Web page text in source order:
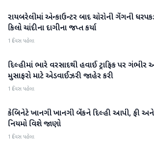
રાષ્ટ્રીય
રાયબરેલીમાં એન્કાઉન્ટર બાદ ચોરોની ગેંગની
કિલો ચાંદીના દાગીના જપ્ત કર્યા
1 દિવસ પહેલા
રાષ્ટ્રીય
દિલ્હીમાં ભારે વરસાદથી હવાઈ ટ્રાફિક પર
મુસાફરો માટે એડવાઈઝરી જાહેર કરી
1 દિવસ પહેલા
રાષ્ટ્રીય
કેબિનેટે ખાનગી ખાનગી બેંકને દિલ્હી આપી, ફી અને
નિયમો વિશે જાણો
1 દિવસ પહેલા